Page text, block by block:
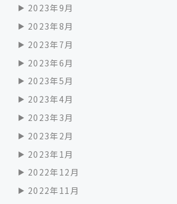
2023年9月
2023年8月
2023年7月
2023年6月
2023年5月
2023年4月
2023年3月
2023年2月
2023年1月
2022年12月
2022年11月